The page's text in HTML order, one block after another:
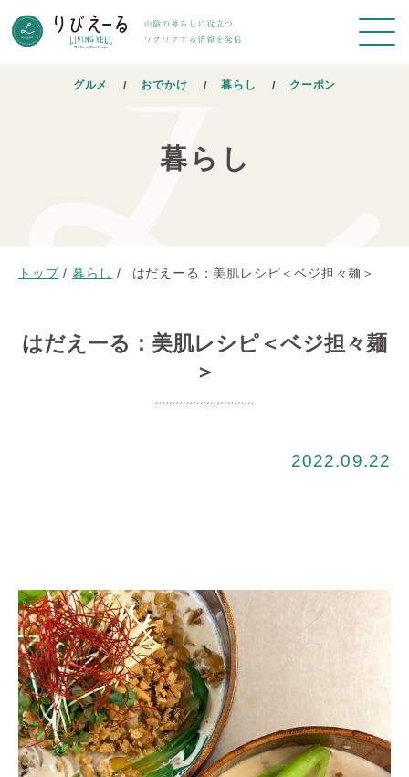
グルメ おでかけ 暮らし クーポン
暮らし
トップ / 暮らし / はだえーる：美肌レシピ＜ベジ担々麺＞
はだえーる：美肌レシピ＜ベジ担々麺
＞
2022.09.22